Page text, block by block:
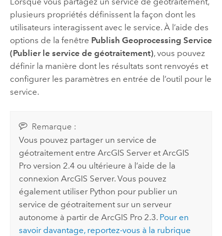
plusieurs propriétés définissent la façon dont les
utilisateurs interagissent avec le service. À l’aide des
options de la fenêtre Publish Geoprocessing Service
(Publier le service de géotraitement), vous pouvez
définir la manière dont les résultats sont renvoyés et
configurer les paramètres en entrée de l’outil pour le
service.
Remarque :
Vous pouvez partager un service de
géotraitement entreArcGIS Server etArcGIS
Pro version 2.4 ou ultérieure à l’aide de la
connexion ArcGIS Server. Vous pouvez
également utiliser Python pour publier un
service de géotraitement sur un serveur
autonome à partir deArcGIS Pro 2.3. Pour en
savoir davantage, reportez-vous à la rubrique